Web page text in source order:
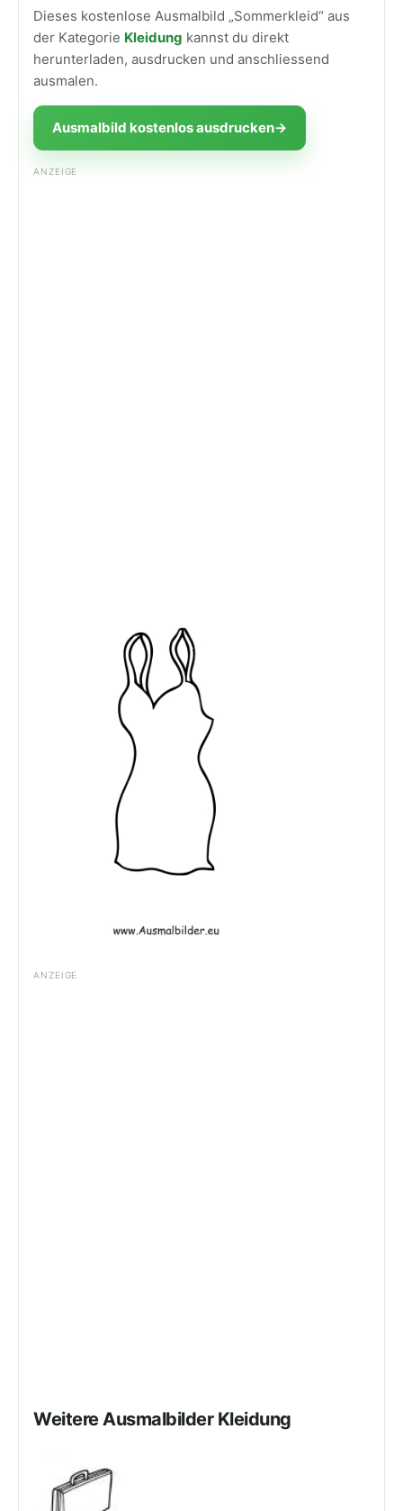
Dieses kostenlose Ausmalbild „Sommerkleid“ aus
der Kategorie Kleidung kannst du direkt
herunterladen, ausdrucken und anschliessend
ausmalen.
Ausmalbild kostenlos ausdrucken→
ANZEIGE
ANZEIGE
Weitere Ausmalbilder Kleidung